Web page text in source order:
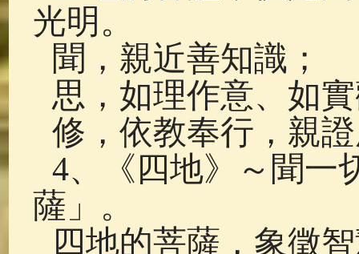
光明。
聞，親近善知識；
思，如理作意、如
修，依教奉行，親
4、《四地》～聞一
薩」。
四地的菩薩，象徵